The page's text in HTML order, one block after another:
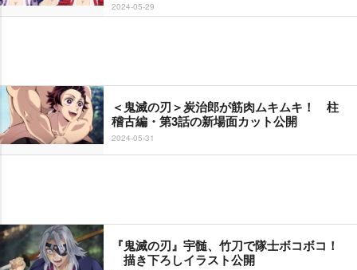
2024-05-29
＜鬼滅の刃＞炭治郎が筋肉ムキムキ！ 柱
稽古編・第3話の新場面カット公開
2024-05-31
『鬼滅の刃』宇髄、竹刀で隊士ボコボコ！
描き下ろしイラスト公開